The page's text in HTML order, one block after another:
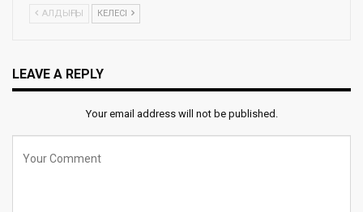
АЛДЫҢҒЫ КЕЛЕСІ
LEAVE A REPLY
Your email address will not be published.